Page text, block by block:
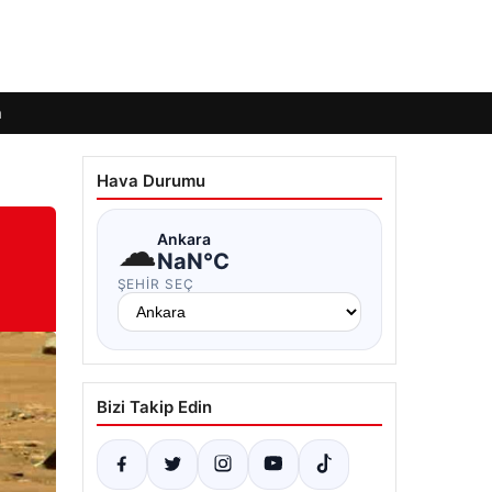
Hava Durumu
☁Ankara
NaN°C
ŞEHIR SEÇ
Bizi Takip Edin